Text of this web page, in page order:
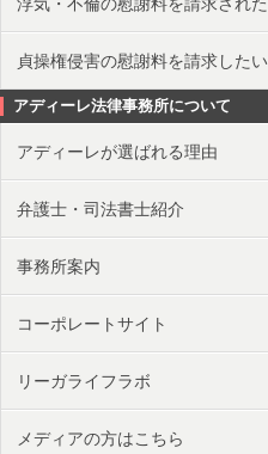
浮気・不倫の慰謝料を請求された
貞操権侵害の慰謝料を請求したい
アディーレ法律事務所について
アディーレが選ばれる理由
弁護士・司法書士紹介
事務所案内
コーポレートサイト
リーガライフラボ
メディアの方はこちら